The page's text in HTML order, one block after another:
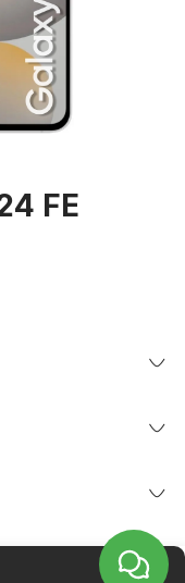
FE